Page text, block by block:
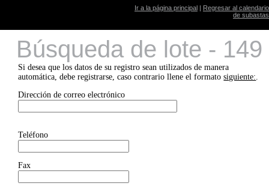
Ir a la página principal | Regresar al calendario
de subastas
Búsqueda de lote - 149
Si desea que los datos de su registro sean utilizados de manera
automática, debe registrarse, caso contrario llene el formatosiguiente:.
Dirección de correo electrónico
Teléfono
Fax